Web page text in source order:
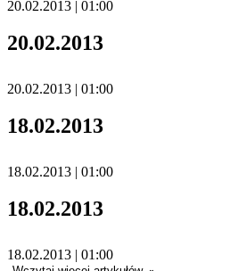
20.02.2013 | 01:00
20.02.2013
20.02.2013 | 01:00
18.02.2013
18.02.2013 | 01:00
18.02.2013
18.02.2013 | 01:00